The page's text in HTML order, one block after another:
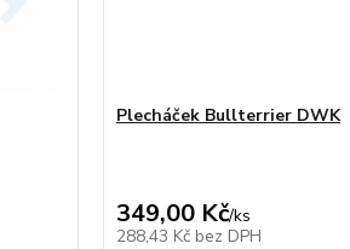
Plecháček Bullterrier DWK
349,00 Kč/ks
288,43 Kč bez DPH